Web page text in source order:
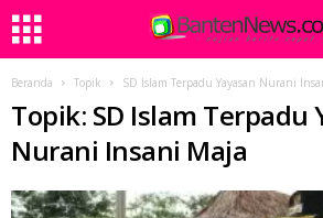
Beranda Topik SD Islam Terpadu Yayasan Nurani
Topik: SD Islam Terpadu
Nurani Insani Maja